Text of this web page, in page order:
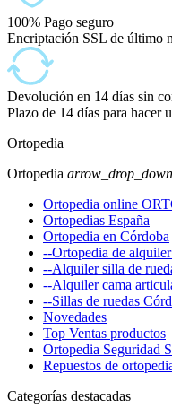
100% Pago seguro
Encriptación SSL de último
Devolución en 14 días sin
Plazo de 14 días para hacer
Ortopedia
Ortopedia arrow_drop_down
Ortopedia online
Ortopedias España
Ortopedia en Córdoba
--Ortopedia de
--Alquiler silla de
--Alquiler cama
--Sillas de ruedas
Novedades
Top Ventas productos
Ortopedia Seguridad
Repuestos de
Categorías destacadas